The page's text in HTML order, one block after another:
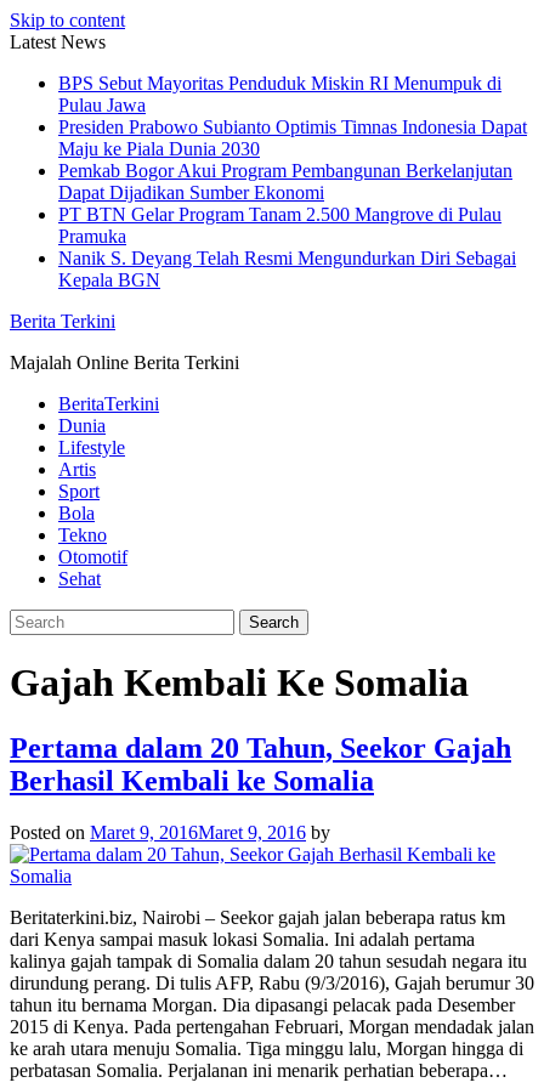
Skip to content
Latest News
BPS Sebut Mayoritas Penduduk Miskin RI Menumpuk di
Pulau Jawa
Presiden Prabowo Subianto Optimis Timnas Indonesia Dapat
Maju ke Piala Dunia 2030
Pemkab Bogor Akui Program Pembangunan Berkelanjutan
Dapat Dijadikan Sumber Ekonomi
PT BTN Gelar Program Tanam 2.500 Mangrove di Pulau
Pramuka
Nanik S. Deyang Telah Resmi Mengundurkan Diri Sebagai
Kepala BGN
Berita Terkini
Majalah Online Berita Terkini
BeritaTerkini
Dunia
Lifestyle
Artis
Sport
Bola
Tekno
Otomotif
Sehat
Gajah Kembali Ke Somalia
Pertama dalam 20 Tahun, Seekor Gajah
Berhasil Kembali ke Somalia
Posted on Maret 9, 2016Maret 9, 2016 by
Beritaterkini.biz, Nairobi – Seekor gajah jalan beberapa ratus km
dari Kenya sampai masuk lokasi Somalia. Ini adalah pertama
kalinya gajah tampak di Somalia dalam 20 tahun sesudah negara itu
dirundung perang. Di tulis AFP, Rabu (9/3/2016), Gajah berumur 30
tahun itu bernama Morgan. Dia dipasangi pelacak pada Desember
2015 di Kenya. Pada pertengahan Februari, Morgan mendadak jalan
ke arah utara menuju Somalia. Tiga minggu lalu, Morgan hingga di
perbatasan Somalia. Perjalanan ini menarik perhatian beberapa…